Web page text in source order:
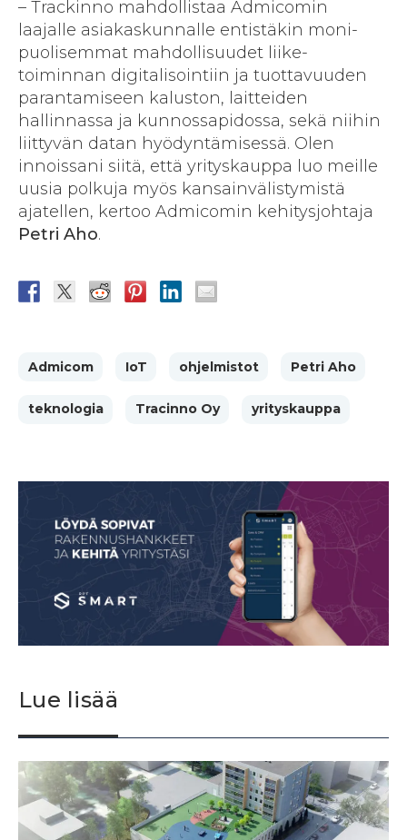
– Trackinno mahdollistaa Admicomin
laajalle asiakas­kunnalle entistäkin moni­
puolisemmat mahdollisuudet liike­
toiminnan digitalisointiin ja tuottavuuden
parantamiseen kaluston, laitteiden
hallinnassa ja kunnossa­pidossa, sekä niihin
liittyvän datan hyödyntämisessä. Olen
innoissani siitä, että yritys­kauppa luo meille
uusia polkuja myös kansain­välistymistä
ajatellen, kertoo Admicomin kehitysjohtaja
Petri Aho.
Admicom IoT ohjelmistot Petri Aho
teknologia Tracinno Oy yrityskauppa
Lue lisää